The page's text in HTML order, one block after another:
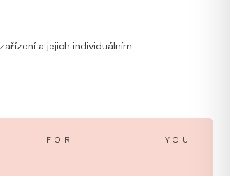
a jejich individuálním
FOR YOU